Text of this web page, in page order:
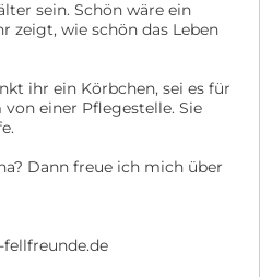
sein. Schön wäre ein
zeigt, wie schön das Leben
ihr ein Körbchen, sei es für
einer Pflegestelle. Sie
Dann freue ich mich über